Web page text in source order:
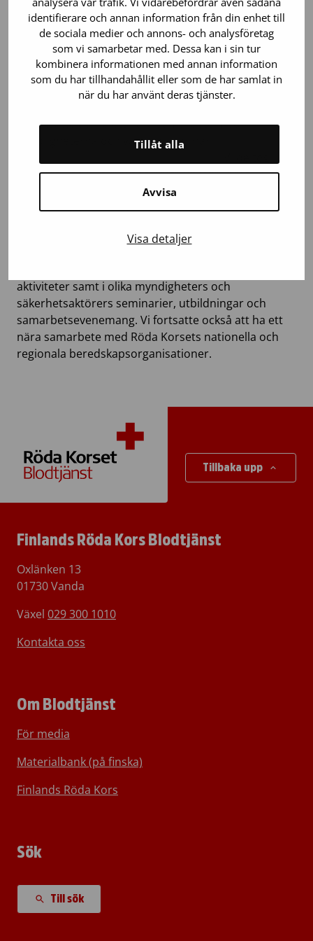
identifierare och annan information från din enhet till
de sociala medier och annons- och analysföretag
som vi samarbetar med. Dessa kan i sin tur
kombinera informationen med annan information
som du har tillhandahållit eller som de har samlat in
när du har använt deras tjänster.
Avvisa
Tillåt alla
Visa detaljer
Vår webbplats fick 765 000 unika besökare och vi
utvecklade webbplatsen för bland annat flerspråkigt
innehåll, kampanjer och beredskapskommunikation.
Mer än 280 000 användare gjorde blodgivningstestet
på vår webbplats.
Vi fortsatte att ha ett nära samarbete med
myndigheterna och våra partner när
Finlands Röda Kors Blodtjänsts beredskapsövning
och i den digitala övningen Taisto. Vi övade hela
blodförsörjningskedjan i ett storskaligt teleavbrott
ordnades av centralsjukhusen i välfärdsregionerna.
aktiviteter samt i olika myndigheters och
säkerhetsaktörers seminarier, utbildningar och
samarbetsevenemang. Vi fortsatte också att ha ett
nära samarbete med Röda Korsets nationella och
regionala beredskapsorganisationer.
Tillbaka upp
Finlands Röda Kors Blodtjänst
Oxlänken 13
01730 Vanda
Växel 029 300 1010
Kontakta oss
Om Blodtjänst
För media
Materialbank (på finska)
Finlands Röda Kors
Sök
Till sök